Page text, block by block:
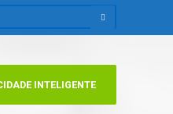
INTELIGENTE